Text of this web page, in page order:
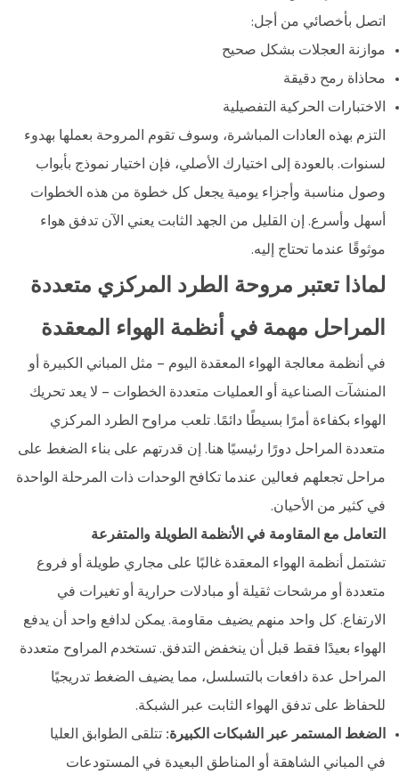
اتصل بأخصائي من أجل:
موازنة العجلات بشكل صحيح
محاذاة رمح دقيقة
الاختبارات الحركية التفصيلية
التزم بهذه العادات المباشرة، وسوف تقوم المروحة بعملها بهدوء
لسنوات. بالعودة إلى اختيارك الأصلي، فإن اختيار نموذج بأبواب
وصول مناسبة وأجزاء يومية يجعل كل خطوة من هذه الخطوات
أسهل وأسرع. إن القليل من الجهد الثابت يعني الآن تدفق هواء
موثوقًا عندما تحتاج إليه.
لماذا تعتبر مروحة الطرد المركزي متعددة
المراحل مهمة في أنظمة الهواء المعقدة
في أنظمة معالجة الهواء المعقدة اليوم - مثل المباني الكبيرة أو
المنشآت الصناعية أو العمليات متعددة الخطوات - لا يعد تحريك
الهواء بكفاءة أمرًا بسيطًا دائمًا. تلعب مراوح الطرد المركزي
متعددة المراحل دورًا رئيسيًا هنا. إن قدرتهم على بناء الضغط على
مراحل تجعلهم فعالين عندما تكافح الوحدات ذات المرحلة الواحدة
في كثير من الأحيان.
التعامل مع المقاومة في الأنظمة الطويلة والمتفرعة
تشتمل أنظمة الهواء المعقدة غالبًا على مجاري طويلة أو فروع
متعددة أو مرشحات ثقيلة أو مبادلات حرارية أو تغيرات في
الارتفاع. كل واحد منهم يضيف مقاومة. يمكن لدافع واحد أن يدفع
الهواء بعيدًا فقط قبل أن ينخفض ​​التدفق. تستخدم المراوح متعددة
المراحل عدة دافعات بالتسلسل، مما يضيف الضغط تدريجيًا
للحفاظ على تدفق الهواء الثابت عبر الشبكة.
الضغط المستمر عبر الشبكات الكبيرة: تتلقى الطوابق العليا
في المباني الشاهقة أو المناطق البعيدة في المستودعات